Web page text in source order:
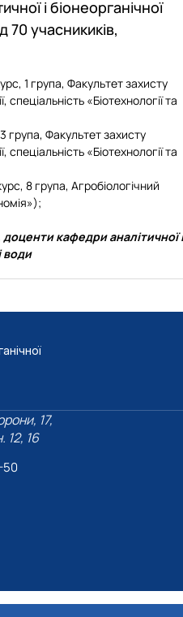
і біонеорганічної
70 учасникиків,
1 група, Факультет захисту
спеціальність «Біотехнології та
група, Факультет захисту
спеціальність «Біотехнології та
8 група, Агробіологічний
кафедри аналітичної і
води
17,
12, 16